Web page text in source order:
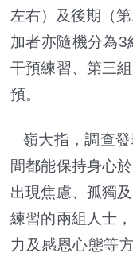
左右）及後期（
加者亦隨機分為3
干預練習、第三
預。
嶺大指，調查發
間都能保持身心
出現焦慮、孤獨
練習的兩組人士
力及感恩心態等